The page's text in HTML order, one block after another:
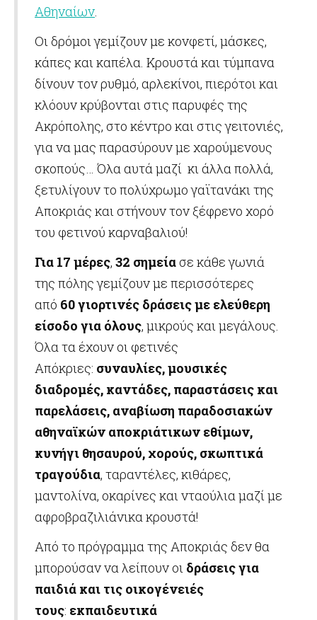
Αθηναίων.
Οι δρόμοι γεμίζουν με κονφετί, μάσκες,
κάπες και καπέλα. Κρουστά και τύμπανα
δίνουν τον ρυθμό, αρλεκίνοι, πιερότοι και
κλόουν κρύβονται στις παρυφές της
Ακρόπολης, στο κέντρο και στις γειτονιές,
για να μας παρασύρουν με χαρούμενους
σκοπούς… Όλα αυτά μαζί κι άλλα πολλά,
ξετυλίγουν το πολύχρωμο γαϊτανάκι της
Αποκριάς και στήνουν τον ξέφρενο χορό
του φετινού καρναβαλιού!
Για 17 μέρες, 32 σημείασε κάθε γωνιά
της πόλης γεμίζουν με περισσότερες
από 60 γιορτινές δράσεις με ελεύθερη
είσοδο για όλους, μικρούς και μεγάλους.
Όλα τα έχουν οι φετινές
Απόκριες: συναυλίες,μουσικές
διαδρομές, καντάδες, παραστάσεις και
παρελάσεις, αναβίωση παραδοσιακών
αθηναϊκών αποκριάτικων εθίμων,
κυνήγι θησαυρού, χορούς, σκωπτικά
τραγούδια, ταραντέλες, κιθάρες,
μαντολίνα, οκαρίνες και νταούλια μαζί με
αφροβραζιλιάνικα κρουστά!
Από το πρόγραμμα της Αποκριάς δεν θα
μπορούσαν να λείπουν οι δράσεις για
παιδιά και τις οικογένειές
τους: εκπαιδευτικά